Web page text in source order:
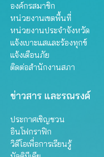
องค์กรสมาชิก
หน่วยงานเขตพื้นที่
หน่วยงานประจำจังหวัด
แจ้งเบาะแสและร้องทุกข์
แจ้งเตือนภัย
ติดต่อสำนักงานสภา
ข่าวสาร และรณรงค์
ประกาศเชิญชวน
อินโฟกราฟิก
วิดีโอเพื่อการเรียนรู้